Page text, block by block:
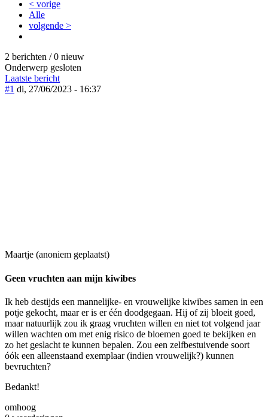
< vorige
Alle
volgende >
2 berichten / 0 nieuw
Onderwerp gesloten
Laatste bericht
#1 di, 27/06/2023 - 16:37
Maartje (anoniem geplaatst)
Geen vruchten aan mijn kiwibes
Ik heb destijds een mannelijke- en vrouwelijke kiwibes samen in een
potje gekocht, maar er is er één doodgegaan. Hij of zij bloeit goed,
maar natuurlijk zou ik graag vruchten willen en niet tot volgend jaar
willen wachten om met enig risico de bloemen goed te bekijken en
zo het geslacht te kunnen bepalen. Zou een zelfbestuivende soort
óók een alleenstaand exemplaar (indien vrouwelijk?) kunnen
bevruchten?
Bedankt!
omhoog